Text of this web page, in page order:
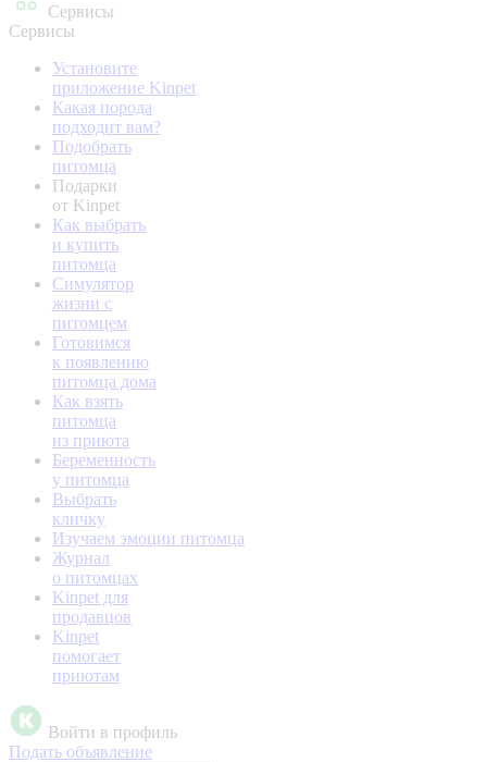
Сервисы
Сервисы
Установите
приложение Kinpet
Какая порода
подходит вам?
Подобрать
питомца
Подарки
от Kinpet
Как выбрать
и купить
питомца
Симулятор
жизни с
питомцем
Готовимся
к появлению
питомца дома
Как взять
питомца
из приюта
Беременность
у питомца
Выбрать
кличку
Изучаем эмоции питомца
Журнал
о питомцах
Kinpet для
продавцов
Kinpet
помогает
приютам
Войти в профиль
Подать объявление